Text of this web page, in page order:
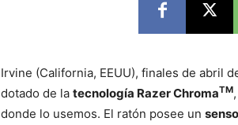
Irvine (California, EEUU), finales de abril
dotado de la tecnología Razer ChromaTM
donde lo usemos. El ratón posee un